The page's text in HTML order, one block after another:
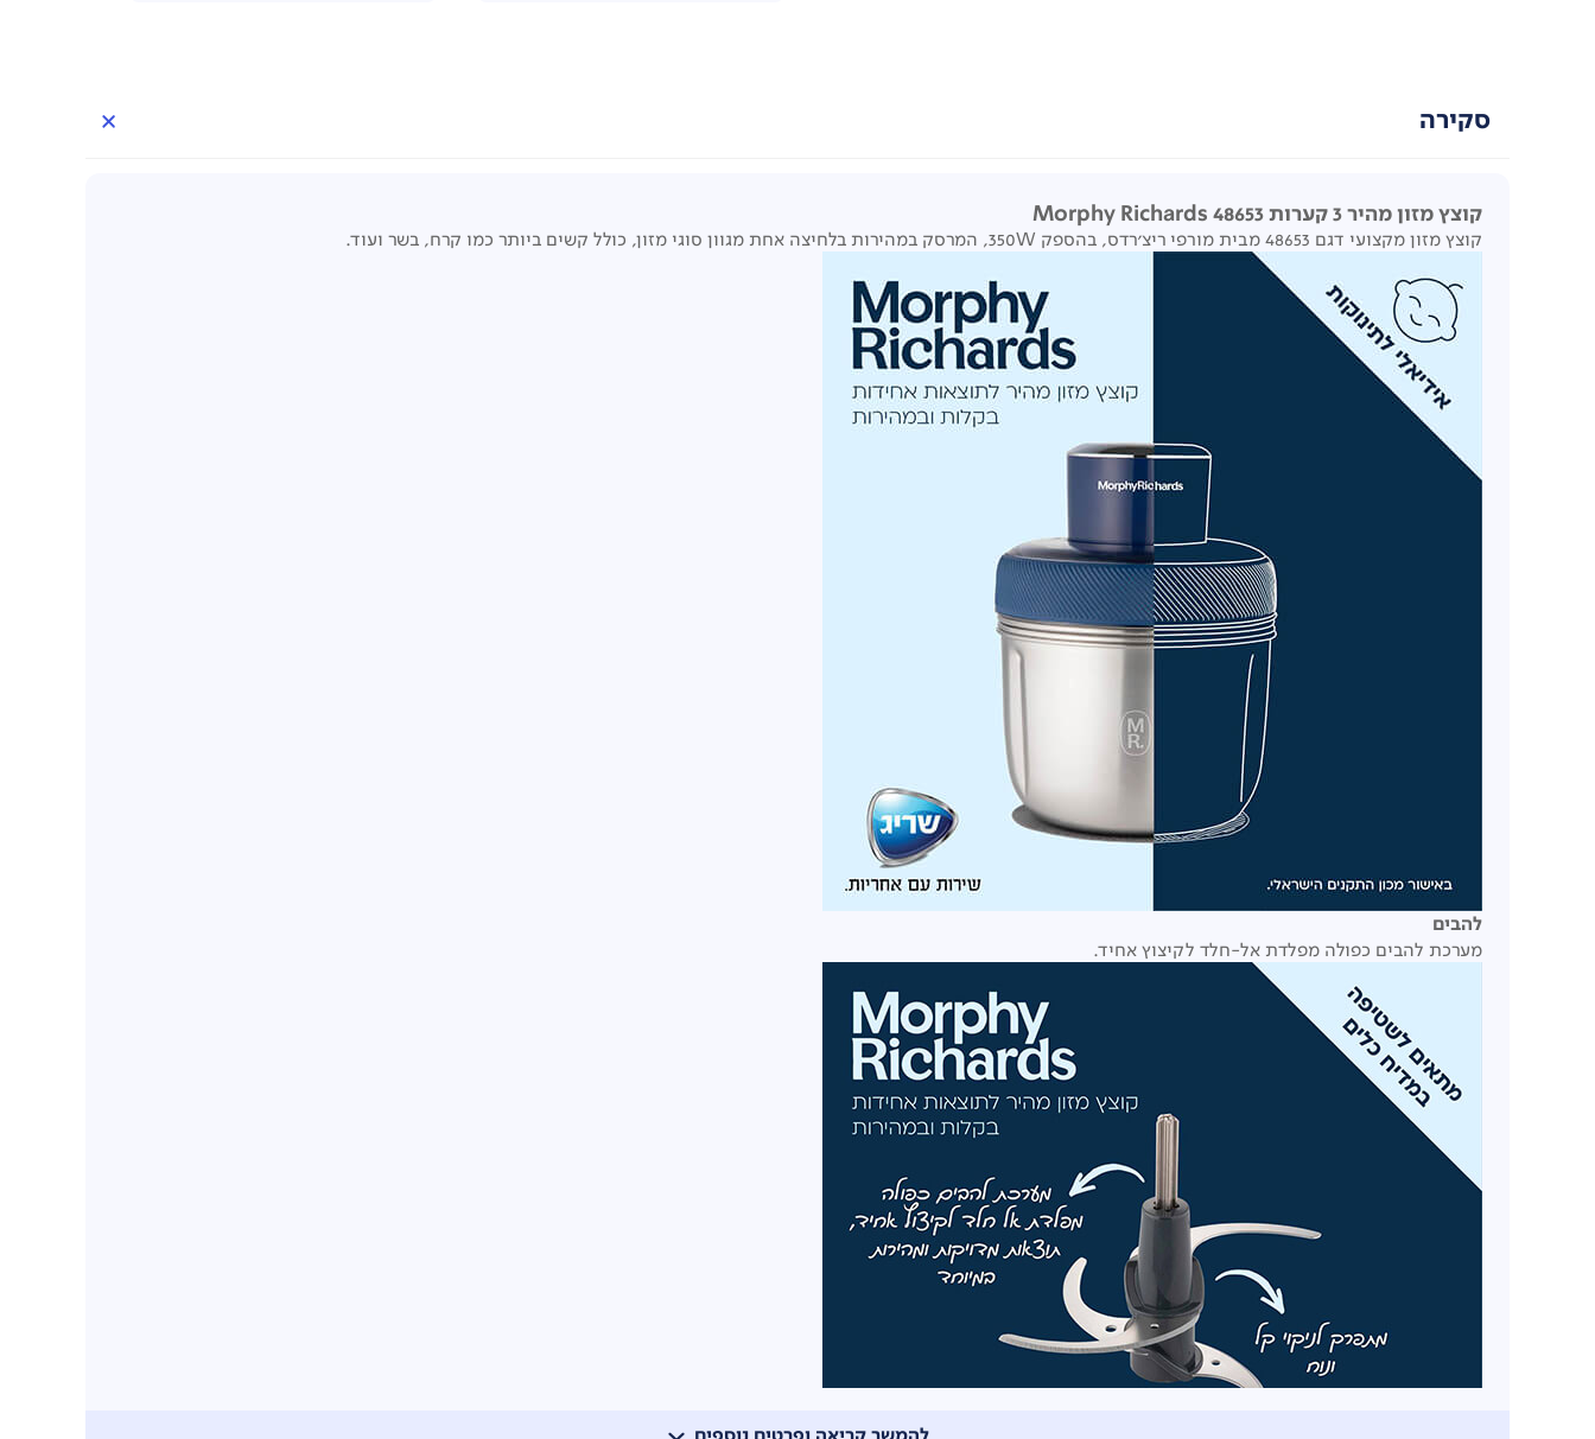
סקירה
קוצץ מזון מהיר 3 קערות Morphy Richards 48653
קוצץ מזון מקצועי דגם 48653 מבית מורפי ריצ'רדס, בהספק 350W, המרסק במהירות בלחיצה אחת מגוון סוגי מזון, כולל קשים ביותר כמו קרח, בשר ועוד.
להבים
מערכת להבים כפולה מפלדת אל-חלד לקיצוץ אחיד.